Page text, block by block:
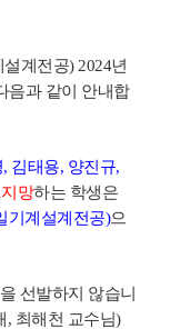
계전공) 2024년
음과 같이 안내합
김태용, 양진규,
지망하는 학생은
기계설계전공)으
선발하지 않습니
, 최해천 교수님)